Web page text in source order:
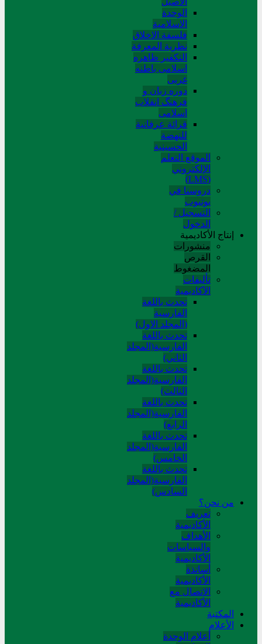
الوحدة
الاسلامیة
فلسفة الاخلاق
نظریة المعرفة
التکفیر ظاهره
اسلامی باطنه
غربی
دوره زبان و
فرهنگ انقلاب
اسلامی
قرائة عرفانیة
للنهضة
الحسینیة
الموقع التعلم
الإلکتروني
(LMS)
دروسنا في
يوتيوب
التسجيل /
الدخول
إنتاج الأكاديمية
منشورات
القرص
المضغوط
تألیفات
الآکادیمیة
تحدث باللغة
الفارسية
(المجلد الاول)
تحدث باللغة
الفارسية(المجلد
الثاني)
تحدث باللغة
الفارسية(المجلد
الثالث)
تحدث باللغة
الفارسية(المجلد
الرابع)
تحدث باللغة
الفارسية(المجلد
الخامس)
تحدث باللغة
الفارسية(المجلد
السادس)
من نحن؟
تعريف
الأكاديمية
الأهداف
والسياسات
الأكاديمية
أساتذة
الأكاديمية
الاتصال مع
الأكاديمية
المکتبة
الأعلام
أعلام الوحدة